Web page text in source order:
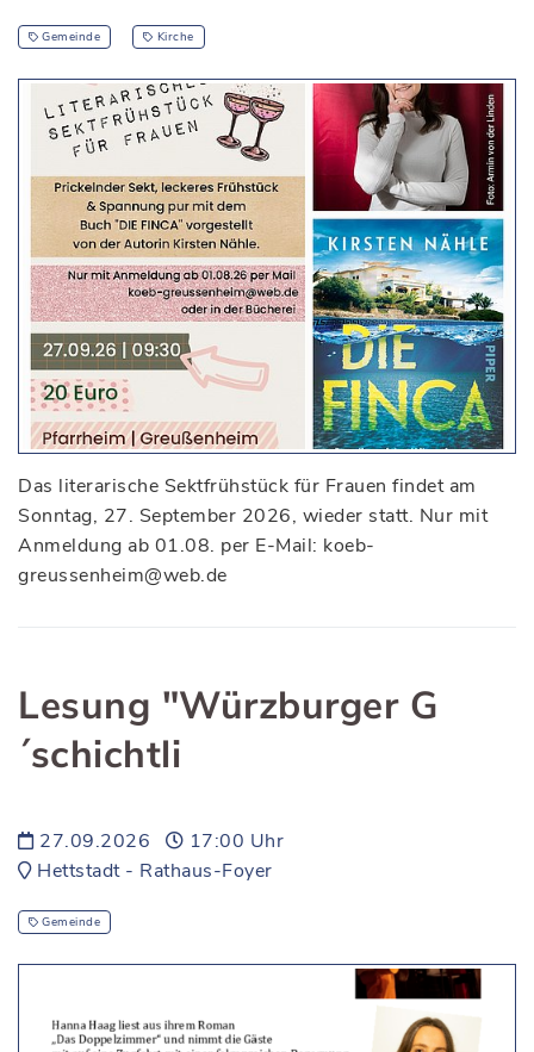
Gemeinde Kirche
Das literarische Sektfrühstück für Frauen findet am
Sonntag, 27. September 2026, wieder statt. Nur mit
Anmeldung ab 01.08. per E-Mail: koeb-
greussenheim@web.de
Lesung "Würzburger G
´schichtli
27.09.2026
17:00 Uhr
Hettstadt - Rathaus-Foyer
Gemeinde